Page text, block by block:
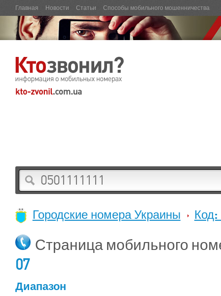
Главная Новости Статьи Способы мобильного мошенничества
Городские номера Украины Код:
Страница мобильного
07
Диапазон